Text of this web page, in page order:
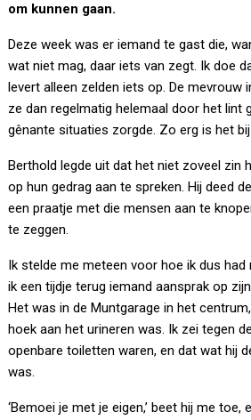
om kunnen gaan.
Deze week was er iemand te gast die,
wat niet mag, daar iets van zegt. Ik doe
levert alleen zelden iets op. De mevrouw
ze dan regelmatig helemaal door het lint
gênante situaties zorgde. Zo erg is het
Berthold legde uit dat het niet zoveel zin
op hun gedrag aan te spreken. Hij deed
een praatje met die mensen aan te
te zeggen.
Ik stelde me meteen voor hoe ik dus had
ik een tijdje terug iemand aansprak op
Het was in de Muntgarage in het
hoek aan het urineren was. Ik zei tegen
openbare toiletten waren, en dat wat hij
was.
‘Bemoei je met je eigen,’ beet hij me